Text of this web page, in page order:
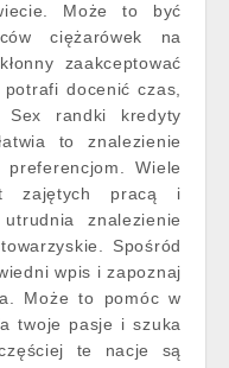
Może to być
ciężarówek na
zaakceptować
docenić czas,
randki kredyty
to znalezienie
Wiele
zajętych pracą i
znalezienie
Spośród
wpis i zapoznaj
Może to pomóc w
twoje pasje i szuka
te nacje są